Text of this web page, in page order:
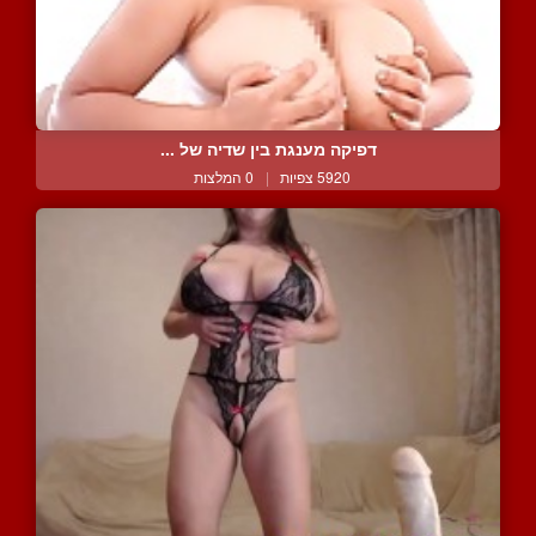
דפיקה מענגת בין שדיה של ...
5920 צפיות | 0 המלצות